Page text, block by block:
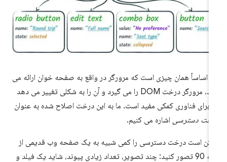
اساساً همان چیزی است که مرورگر در واقع به صفحه خوان ارائه می
دهد. مرورگر درخت DOM را می گیرد و آن را به شکلی تغییر می دهد
برای فناوری کمکی مفید است. ما به این درخت اصلاح شده به عنوان
دسترسی اشاره می کنیم.
است درخت دسترسی را کمی شبیه به یک صفحه وب قدیمی از
دهه 90 تصور کنید: چند تصویر، تعداد زیادی پیوند، شاید یک فیلد و